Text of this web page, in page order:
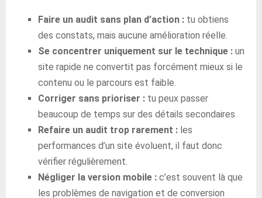
Faire un audit sans plan d’action : tu obtiens
des constats, mais aucune amélioration réelle.
Se concentrer uniquement sur le technique : un
site rapide ne convertit pas forcément mieux si le
contenu ou le parcours est faible.
Corriger sans prioriser : tu peux passer
beaucoup de temps sur des détails secondaires.
Refaire un audit trop rarement : les
performances d’un site évoluent, il faut donc
vérifier régulièrement.
Négliger la version mobile : c’est souvent là que
les problèmes de navigation et de conversion